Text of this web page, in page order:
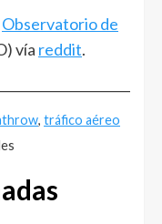
Observatorio de
vía reddit.
, tráfico aéreo